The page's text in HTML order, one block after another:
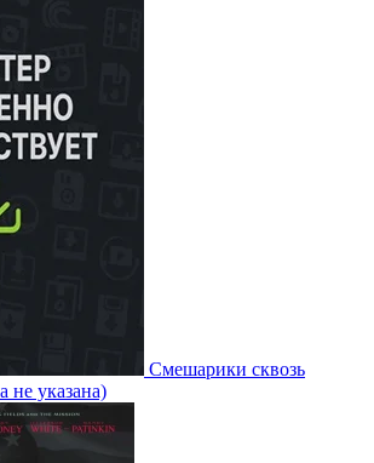
Смешарики сквозь
не указана)